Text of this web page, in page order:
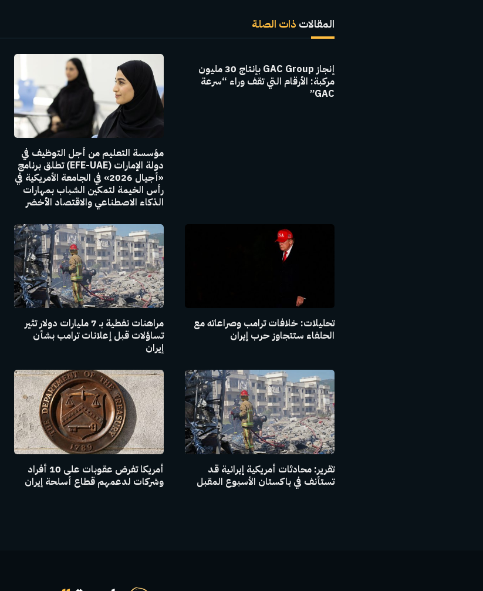
المقالات ذات الصلة
إنجاز GAC Group بإنتاج 30 مليون
مركبة: الأرقام التي تقف وراء “سرعة
GAC”
مؤسسة التعليم من أجل التوظيف في
دولة الإمارات (EFE-UAE) تطلق برنامج
«أجيال 2026» في الجامعة الأمريكية في
رأس الخيمة لتمكين الشباب بمهارات
الذكاء الاصطناعي والاقتصاد الأخضر
تحليلات: خلافات ترامب وصراعاته مع
الحلفاء ستتجاوز حرب إيران
مراهنات نفطية بـ 7 مليارات دولار تثير
تساؤلات قبل إعلانات ترامب بشأن
إيران
تقرير: محادثات أمريكية إيرانية قد
تستأنف في باكستان الأسبوع المقبل
أمريكا تفرض عقوبات على 10 أفراد
وشركات لدعمهم قطاع أسلحة إيران